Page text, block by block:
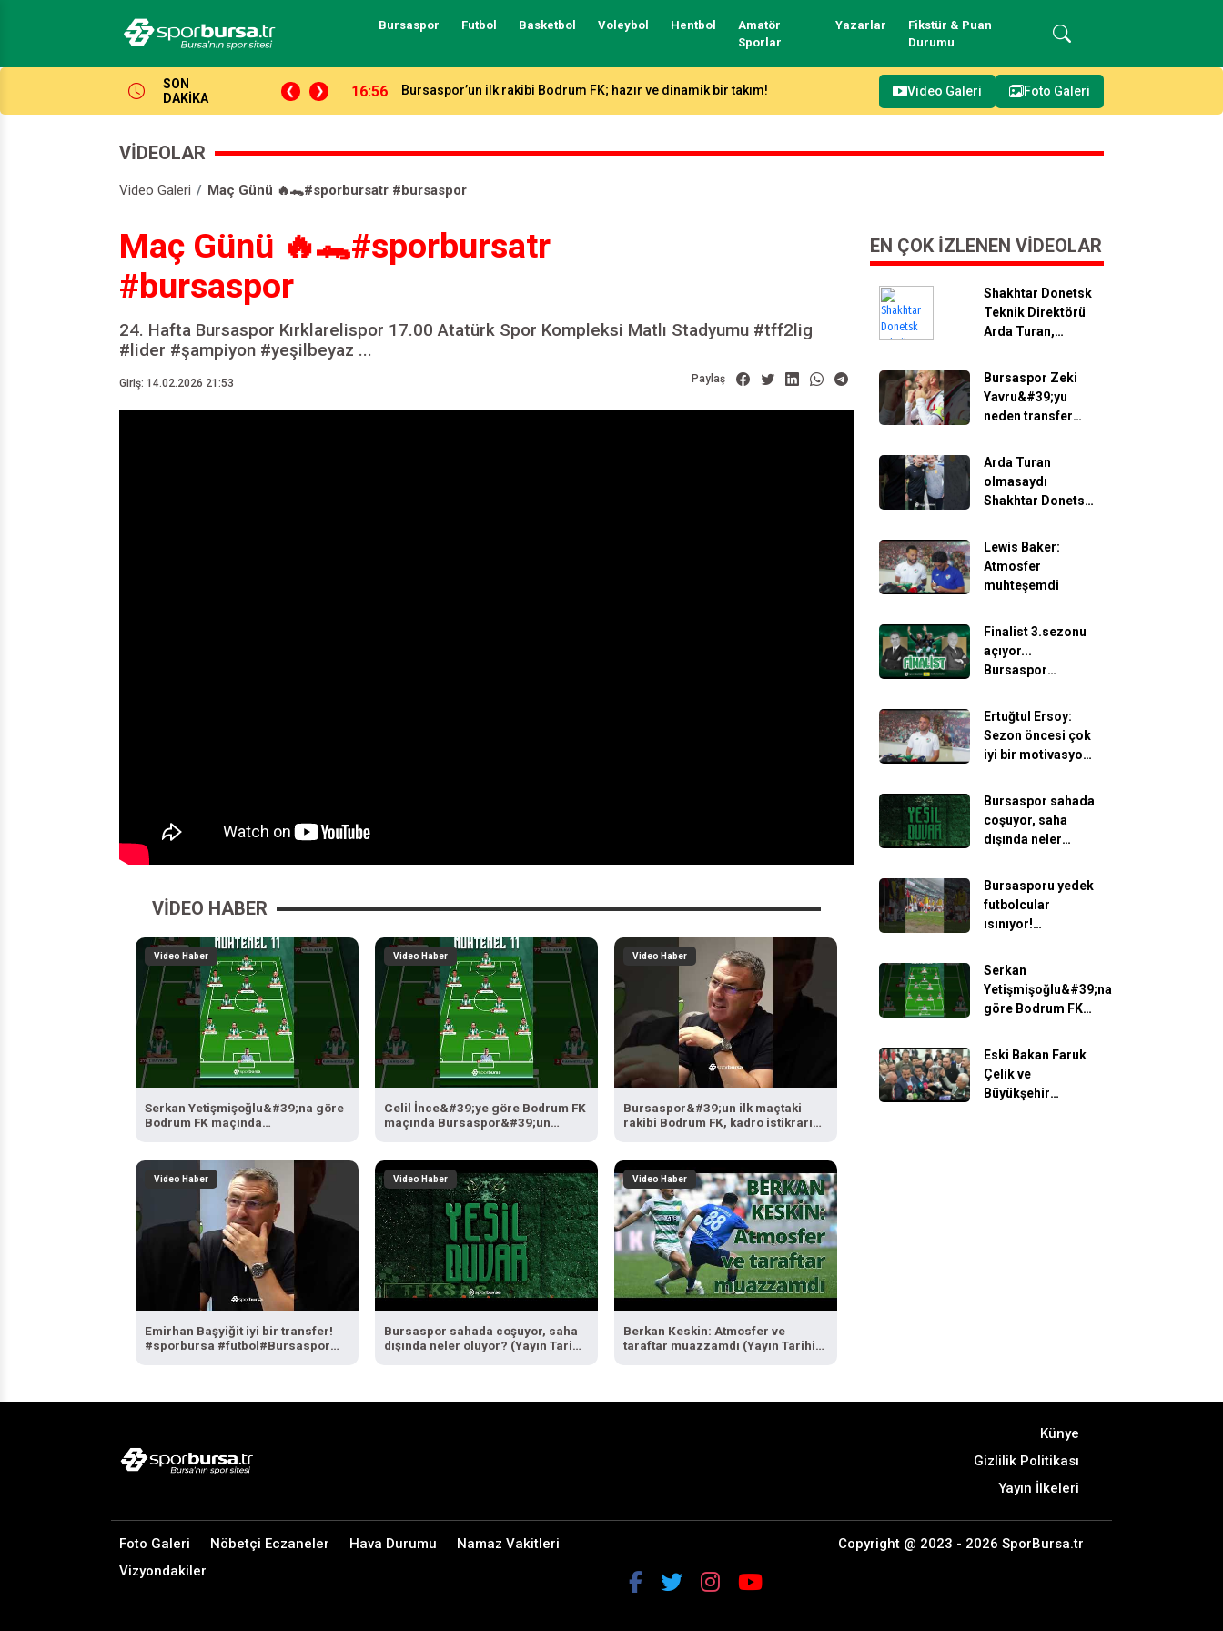
Bursaspor Futbol Basketbol Voleybol Hentbol
Amatör
Sporlar
Yazarlar
Fikstür & Puan
Durumu
SON
DAKİKA
16:56 Bursaspor’un ilk rakibi Bodrum FK; hazır ve dinamik bir takım! Video Galeri Foto Galeri
VİDEOLAR
Video Galeri Maç Günü 🔥🐊#sporbursatr #bursaspor
Maç Günü 🔥🐊#sporbursatr
#bursaspor
24. Hafta Bursaspor Kırklarelispor 17.00 Atatürk Spor Kompleksi Matlı Stadyumu #tff2lig​
#lider #şampiyon #yeşilbeyaz ...
Giriş: 14.02.2026 21:53 Paylaş
VIDEO HABER
Video Haber
Serkan Yetişmişoğlu&#39;na göre
Bodrum FK maçında
Video Haber
Celil İnce&#39;ye göre Bodrum FK
maçında Bursaspor&#39;un
Video Haber
Bursaspor&#39;un ilk maçtaki
rakibi Bodrum FK, kadro istikrarı
Video Haber
Emirhan Başyiğit iyi bir transfer!
#sporbursa #futbol#Bursaspor
Video Haber
Bursaspor sahada coşuyor, saha
dışında neler oluyor? (Yayın Tarihi:
Video Haber
Berkan Keskin: Atmosfer ve
taraftar muazzamdı (Yayın Tarihi:
EN ÇOK İZLENEN VIDEOLAR
Shakhtar Donetsk
Teknik Direktörü
Arda Turan,
#sporbursatr
Bursaspor Zeki
Yavru&#39;yu
neden transfer
#sporbursatr
#bursaspor
Arda Turan
olmasaydı
Shakhtar Donetsk
#sporbursatr
#bursaspor
Lewis Baker:
Atmosfer
muhteşemdi
Finalist 3.sezonu
açıyor...
Bursaspor
hazır mı?
Ertuğtul Ersoy:
Sezon öncesi çok
iyi bir motivasyon
Bursaspor sahada
coşuyor, saha
dışında neler
Tarihi: 17 Aralık
2025)
Bursasporu yedek
futbolcular
ısınıyor!
#bursaspor
Serkan
Yetişmişoğlu&#39;na
göre Bodrum FK
Bursaspor&#39;un
11&#39;i...
#Bursaspor
#BodrumFK
Eski Bakan Faruk
Çelik ve
Büyükşehir
Künye
Gizlilik Politikası
Yayın İlkeleri
Foto Galeri Nöbetçi Eczaneler Hava Durumu
Namaz Vakitleri
Vizyondakiler
Copyright @ 2023 - 2026 SporBursa.tr